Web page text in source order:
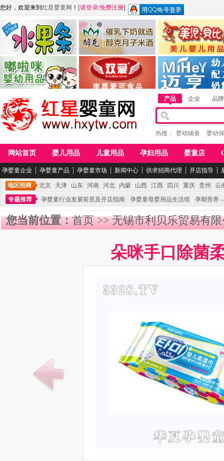
您好，欢迎来到 红星婴童网 ！ [请登录/免费注册]
江西麦嘟嘟食品有限公司
青岛嘟啦咪婴幼儿用品公司
江西醇之客月子米酒 惠州市美儿婴儿用品
湖南迈亨母婴用品有限
产品 企业 品牌
热搜： 婴幼辅食 婴幼
网站首页 婴儿用品 儿童用品 孕妇用品 婴童店
孕婴童企业 ┆ 孕婴童产品 ┆ 孕婴童市场 ┆ 新闻中心 ┆ 供求招商代理 ┆ 开店指导 ┆
地区招商 北京 天津 山东 河南 河北 内蒙 山西 江西 四川 重庆 贵州
云
专题推荐
孕婴童行业发展前景及开店指南 孕婴童母婴用品生活馆 孕期营养
您当前位置：首页>>无锡市利贝乐贸易有
朵咪手口除菌